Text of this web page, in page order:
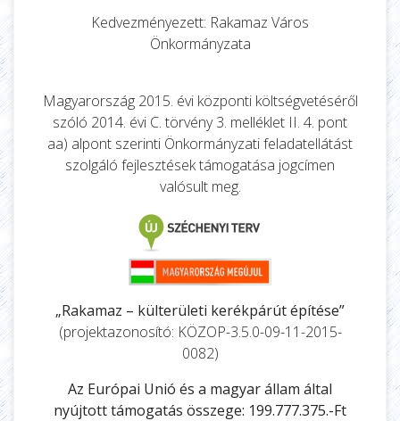
Kedvezményezett: Rakamaz Város
Önkormányzata
Magyarország 2015. évi központi költségvetéséről
szóló 2014. évi C. törvény 3. melléklet II. 4. pont
aa) alpont szerinti Önkormányzati feladatellátást
szolgáló fejlesztések támogatása jogcímen
valósult meg.
„Rakamaz – külterületi kerékpárút építése”
(projektazonosító: KÖZOP-3.5.0-09-11-2015-
0082)
Az Európai Unió és a magyar állam által
nyújtott támogatás összege: 199.777.375.-Ft